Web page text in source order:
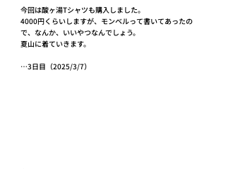
今回は酸ヶ湯Tシャツも購入しました。
4000円くらいしますが、モンベルって書いてあったの
で、なんか、いいやつなんでしょう。
夏山に着ていきます。
…3日目（2025/3/7）